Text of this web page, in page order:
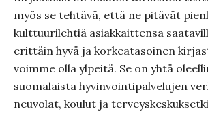
myös se tehtävä, että ne pitävät
kulttuurilehtiä asiakkaittensa
erittäin hyvä ja korkeatasoinen
voimme olla ylpeitä. Se on yhtä
suomalaista hyvinvointipalvelujen
neuvolat, koulut ja